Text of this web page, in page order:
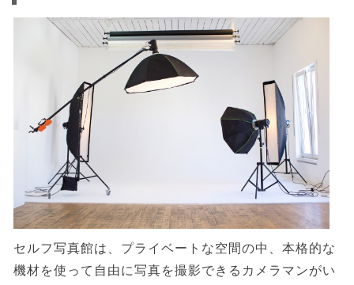
セルフ写真館は、プライベートな空間の中、本格的な
機材を使って自由に写真を撮影できるカメラマンがい